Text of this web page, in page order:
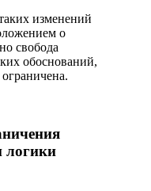
изменений
о
свобода
обоснований,
логики